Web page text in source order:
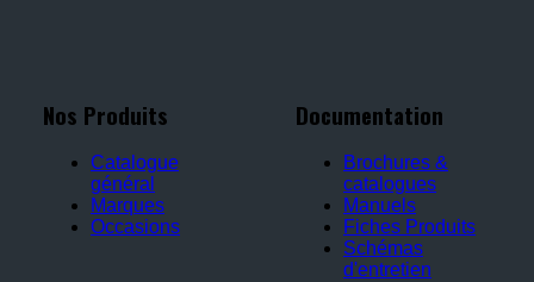
Nos Produits
Catalogue
général
Marques
Occasions
Documentation
Brochures &
catalogues
Manuels
Fiches Produits
Schémas
d'entretien